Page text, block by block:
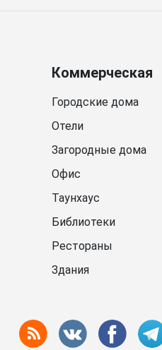
Коммерческая
Городские дома
Отели
Загородные дома
Офис
Таунхаус
Библиотеки
Рестораны
Здания